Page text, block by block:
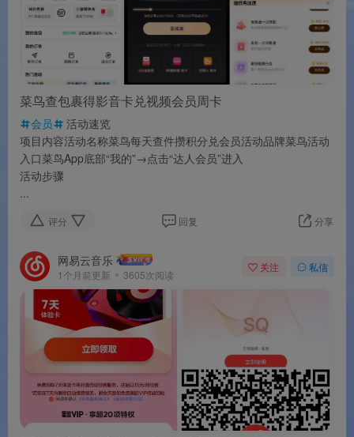
菜鸟查包裹得影音卡兑视频会员周卡
会员
活动速览
项目内容活动名称菜鸟每天查件攒积分兑会员活动品牌菜鸟活动
入口菜鸟App底部“我的”→点击“达人会员”进入
活动步骤
...
评分 回复 分享
网易云音乐
1个月前更新 3605次阅读
关注 私信